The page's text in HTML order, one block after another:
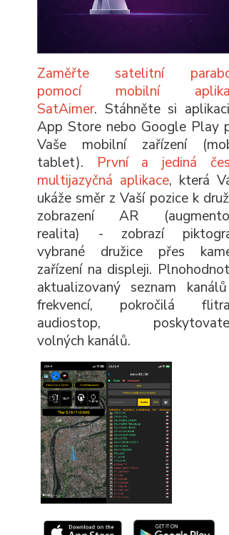
Zaměřte satelitní
pomocí mobilní
SatAimer. Stáhněte si
App Store nebo Google Play
Vaše mobilní zařízení
tablet). První a jediná
multijazyčná aplikace, která
ukáže směr z Vaší pozice k
zobrazení AR
realita) - zobrazí
vybrané družice přes
zařízení na displeji.
aktualizovaný seznam
frekvencí, pokročilá
audiostop,
volných kanálů.